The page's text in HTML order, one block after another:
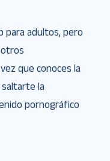
para adultos, pero
otros
que conoces la
la
pornográfico